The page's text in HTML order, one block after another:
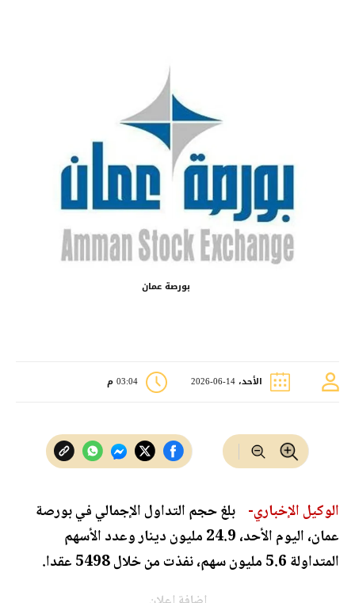
بورصة عمان
الأحد، 14-06-2026 03:04 م
الوكيل الإخباري- بلغ حجم التداول الإجمالي في بورصة
عمان، اليوم الأحد، 24.9 مليون دينار وعدد الأسهم
المتداولة 5.6 مليون سهم، نفذت من خلال 5498 عقدا.